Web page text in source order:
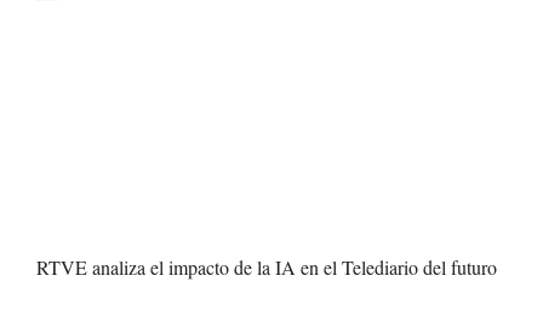
RTVE analiza el impacto de la IA en el Telediario del futuro